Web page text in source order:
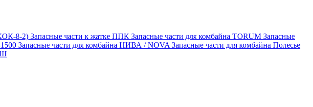
8-2) Запасные части к жатке ППК Запасные части для комбайна TORUM Запасные
Запасные части для комбайна НИВА / NOVAЗапасные части для комбайна Полесье